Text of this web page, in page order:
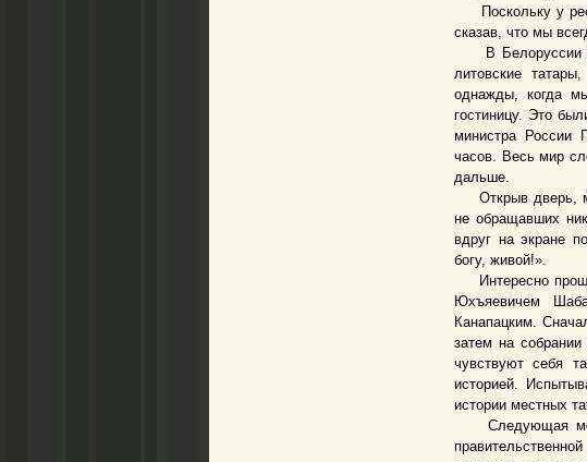
Поскольку у
сказав, что мы
В Белоруссии
литовские
однажды, когда
гостиницу. Это
министра России
часов. Весь мир
дальше.
Открыв дверь, мы
не обращавших
вдруг на экране
богу, живой!».
Интересно
Юхъяевичем
Канапацким.
затем на
чувствуют себя
историей.
истории местных
Следующая моя